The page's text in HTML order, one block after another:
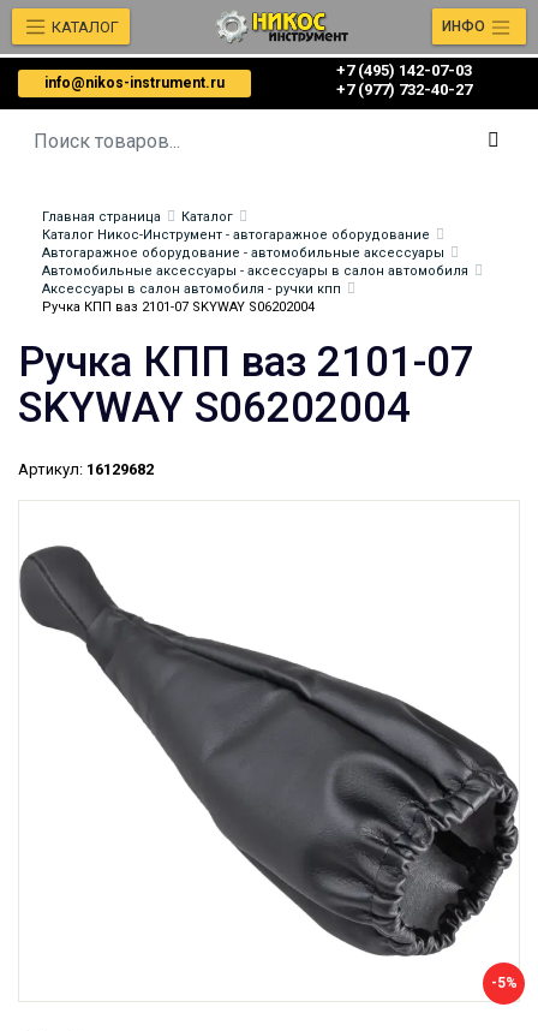
info@nikos-instrument.ru
+7 (495) 142-07-03
‎‎+7 (977) 732-40-27
КАТАЛОГ ИНФО
Главная страница
Каталог
Каталог Никос-Инструмент - автогаражное оборудование
Автогаражное оборудование - автомобильные аксессуары
Автомобильные аксессуары - аксессуары в салон автомобиля
Аксессуары в салон автомобиля - ручки кпп
Ручка КПП ваз 2101-07 SKYWAY S06202004
Ручка КПП ваз 2101-07
SKYWAY S06202004
Артикул: 16129682
-5%